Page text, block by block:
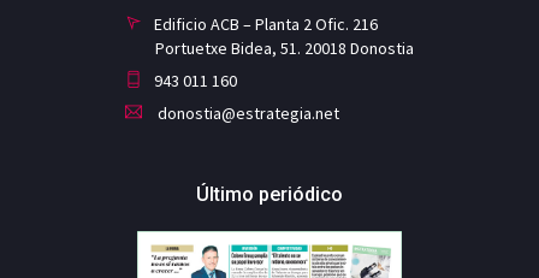
Edificio ACB – Planta 2 Ofic. 216
Portuetxe Bidea, 51. 20018 Donostia
943 011 160
donostia@estrategia.net
Último periódico